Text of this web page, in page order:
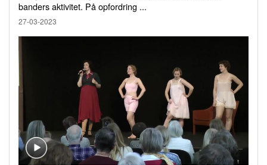
banders aktivitet. På opfordring ...
27-03-2023